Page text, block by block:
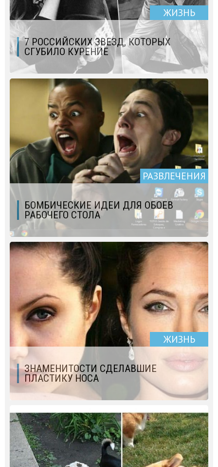
ЖИЗНЬ
7 РОССИЙСКИХ ЗВЕЗД, КОТОРЫХ
СГУБИЛО КУРЕНИЕ
РАЗВЛЕЧЕНИЯ
БОМБИЧЕСКИЕ ИДЕИ ДЛЯ ОБОЕВ
РАБОЧЕГО СТОЛА
ЖИЗНЬ
ЗНАМЕНИТОСТИ СДЕЛАВШИЕ
ПЛАСТИКУ НОСА